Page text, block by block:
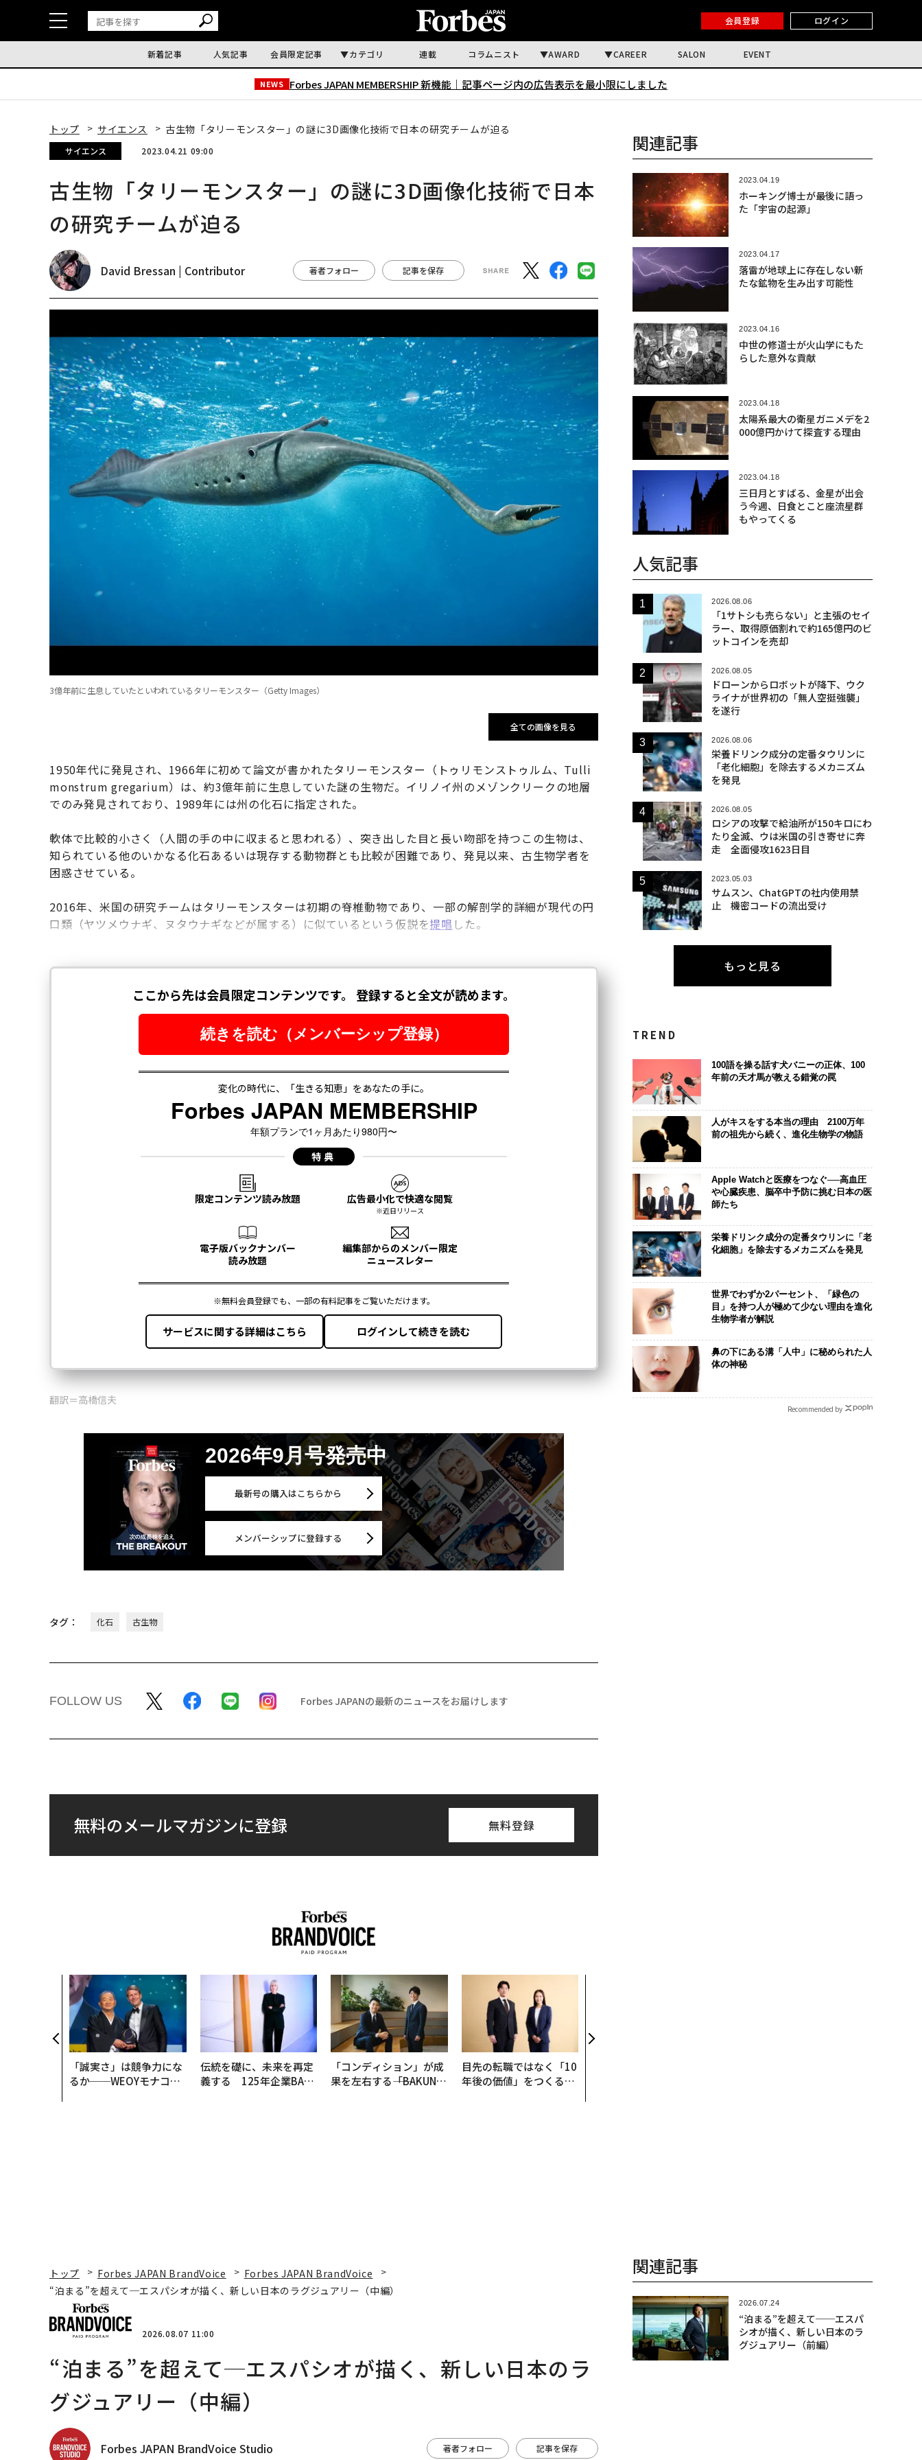
会員登録 ログイン
新着記事 人気記事 会員限定記事 カテゴリ 連載 コラムニスト AWARD CAREER SALON EVENT
NEWS Forbes JAPAN MEMBERSHIP 新機能｜ 記事ページ内の広告表示を最小限にしました
トップ サイエンス 古生物「タリーモンスター」の謎に3D画像化技術で日本の研究チームが迫る
サイエンス 2023.04.21 09:00
古生物「タリーモンスター」の謎に3D画像化技術で日本
の研究チームが迫る
David Bressan | Contributor 著者フォロー 記事を保存
3億年前に生息していたといわれているタリーモンスター（Getty Images）
全ての画像を見る
1950年代に発見され、1966年に初めて論文が書かれたタリーモンスター（トゥリモンストゥルム、Tulli
monstrum gregarium）は、約3億年前に生息していた謎の生物だ。イリノイ州のメゾンクリークの地層
でのみ発見されており、1989年には州の化石に指定された。
軟体で比較的小さく（人間の手の中に収まると思われる）、突き出した目と長い吻部を持つこの生物は、
知られている他のいかなる化石あるいは現存する動物群とも比較が困難であり、発見以来、古生物学者を
困惑させている。
2016年、米国の研究チームはタリーモンスターは初期の脊椎動物であり、一部の解剖学的詳細が現代の円
口類（ヤツメウナギ、ヌタウナギなどが属する）に似ているという仮説を提唱 した。
翻訳＝高橋信夫
2026年9月号発売中
最新号の購入はこちらから
メンバーシップに登録する
タグ： 化石 古生物
FOLLOW US Forbes JAPANの最新のニュースをお届けします
無料のメールマガジンに登録 無料登録
「誠実さ」は競争力にな
るか──WEOYモナコで
伝統を礎に、未来を再定
義する 125年企業BAT
「コンディション」が成
果を左右する――「BAKUN
目先の転職ではなく「10
年後の価値」をつくる─
関連記事
2023.04.19
ホーキング博士が最後に語っ
た「宇宙の起源」
2023.04.17
落雷が地球上に存在しない新
たな鉱物を生み出す可能性
2023.04.16
中世の修道士が火山学にもた
らした意外な貢献
2023.04.18
太陽系最大の衛星ガニメデを2
000億円かけて探査する理由
2023.04.18
三日月とすばる、金星が出会
う今週、日食とこと座流星群
もやってくる
人気記事
2026.08.06
「1サトシも売らない」と主張のセイ
ラー、取得原価割れで約165億円のビ
ットコインを売却
2026.08.05
ドローンからロボットが降下、ウク
ライナが世界初の「無人空挺強襲」
を遂行
2026.08.06
栄養ドリンク成分の定番タウリンに
「老化細胞」を除去するメカニズム
を発見
2026.08.05
ロシアの攻撃で給油所が150キロにわ
たり全滅、ウは米国の引き寄せに奔
走 全面侵攻1623日目
2023.05.03
サムスン、ChatGPTの社内使用禁
止 機密コードの流出受け
もっと見る
TREND
100語を操る話す犬バニーの正体、100
年前の天才馬が教える錯覚の罠
人がキスをする本当の理由 2100万年
前の祖先から続く、進化生物学の物語
Apple Watchと医療をつなぐ──高血圧
や心臓疾患、脳卒中予防に挑む日本の医
師たち
栄養ドリンク成分の定番タウリンに「老
化細胞」を除去するメカニズムを発見
世界でわずか2パーセント、「緑色の
目」を持つ人が極めて少ない理由を進化
生物学者が解説
鼻の下にある溝「人中」に秘められた人
体の神秘
Recommended by
トップ Forbes JAPAN BrandVoice
Forbes JAPAN BrandVoice
“泊まる”を超えて─エスパシオが描く、新しい日本のラグジュアリー（中編）
2026.08.07 11:00
“泊まる”を超えて─エスパシオが描く、新しい日本のラ
グジュアリー（中編）
Forbes JAPAN BrandVoice Studio 著者フォロー 記事を保存
関連記事
2026.07.24
“泊まる”を超えて──エスパ
シオが描く、新しい日本のラ
グジュアリー（前編）